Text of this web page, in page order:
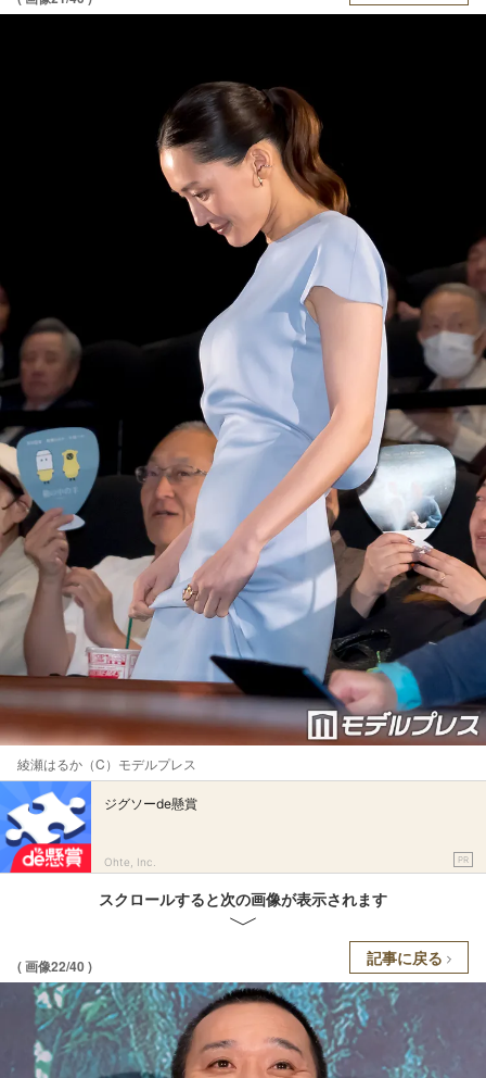
綾瀬はるか（C）モデルプレス
ジグソーde懸賞
Ohte, Inc. PR
スクロールすると次の画像が表示されます
( 画像22/40 ) 記事に戻る